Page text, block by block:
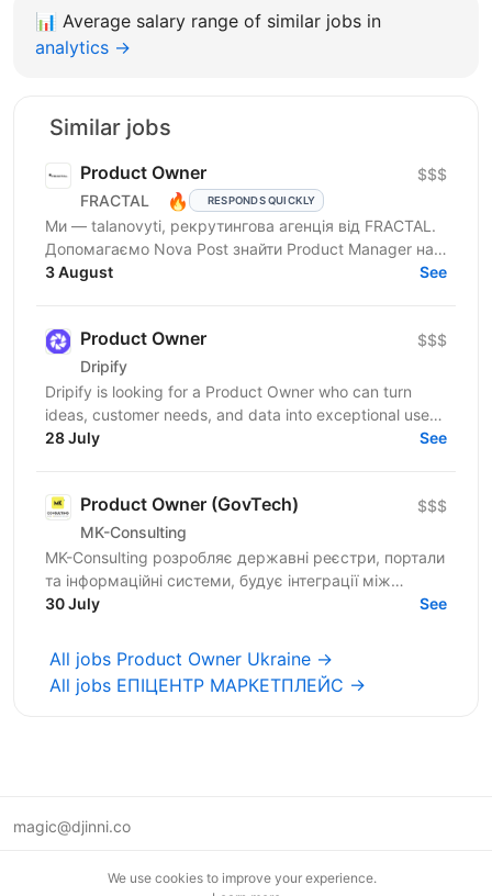
📊 Average salary range of similar jobs in
analytics →
Similar jobs
Product Owner
FRACTAL 🔥 RESPONDS QUICKLY
$$$
Ми — talanovyti, рекрутингова агенція від FRACTAL.
Допомагаємо Nova Post знайти Product Manager на
напрямок цифрового асистента у відділеннях. Це
3 August See
Product Owner
Drіріfy
$$$
Dripify is looking for a Product Owner who can turn
ideas, customer needs, and data into exceptional user
experiences. You’ll do discovery, define...
28 July See
Product Owner (GovTech)
MK-Consulting
$$$
MK-Consulting розробляє державні реєстри, портали
та інформаційні системи, будує інтеграції між
сервісами й автоматизує складні процеси роботи з
30 July See
All jobs Product Owner Ukraine →
All jobs ЕПІЦЕНТР МАРКЕТПЛЕЙС →
magic@djinni.co
We use cookies to improve your experience.